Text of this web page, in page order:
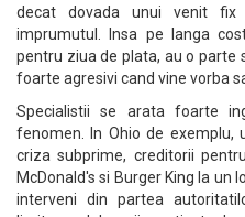
decat dovada unui venit
imprumutul. Insa pe langa
pentru ziua de plata, au o parte
foarte agresivi cand vine vorba
Specialistii se arata foarte
fenomen. In Ohio de
criza subprime, creditorii
McDonald's si Burger King la un
interveni din partea